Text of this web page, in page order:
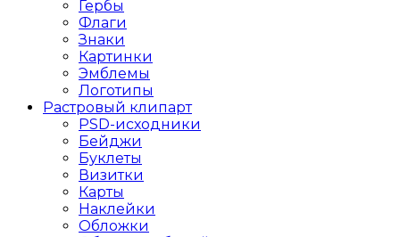
Гербы
Флаги
Знаки
Картинки
Эмблемы
Логотипы
Растровый клипарт
PSD-исходники
Бейджи
Буклеты
Визитки
Карты
Наклейки
Обложки